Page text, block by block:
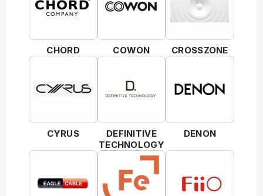
CHORD COWON CROSSZONE
CYRUS
DEFINITIVE
TECHNOLOGY
DENON